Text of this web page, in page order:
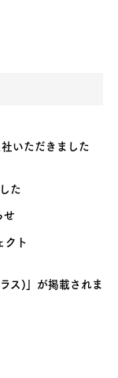
いただきました
た
せ
クト
ス)」が掲載されま